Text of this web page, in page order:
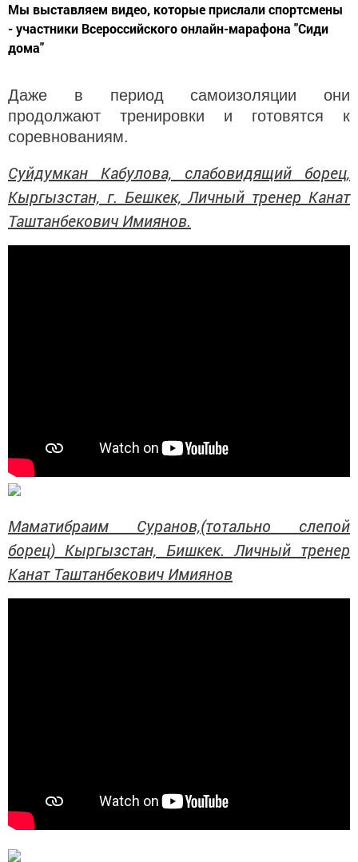
Мы выставляем видео, которые прислали спортсмены
- участники Всероссийского онлайн-марафона "Сиди
дома"
Даже в период самоизоляции они
продолжают тренировки и готовятся к
соревнованиям.
Суйдумкан Кабулова, слабовидящий борец,
Кыргызстан, г. Бешкек, Личный тренер Канат
Таштанбекович Имиянов.
Маматибраим Суранов,(тотально слепой
борец) Кыргызстан, Бишкек. Личный тренер
Канат Таштанбекович Имиянов